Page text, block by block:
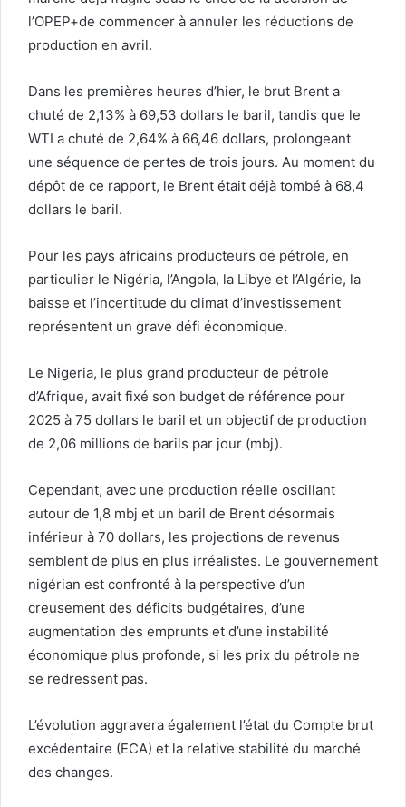
l’OPEP+de commencer à annuler les réductions de
production en avril.
Dans les premières heures d’hier, le brut Brent a
chuté de 2,13% à 69,53 dollars le baril, tandis que le
WTI a chuté de 2,64% à 66,46 dollars, prolongeant
une séquence de pertes de trois jours. Au moment du
dépôt de ce rapport, le Brent était déjà tombé à 68,4
dollars le baril.
Pour les pays africains producteurs de pétrole, en
particulier le Nigéria, l’Angola, la Libye et l’Algérie, la
baisse et l’incertitude du climat d’investissement
représentent un grave défi économique.
Le Nigeria, le plus grand producteur de pétrole
d’Afrique, avait fixé son budget de référence pour
2025 à 75 dollars le baril et un objectif de production
de 2,06 millions de barils par jour (mbj).
Cependant, avec une production réelle oscillant
autour de 1,8 mbj et un baril de Brent désormais
inférieur à 70 dollars, les projections de revenus
semblent de plus en plus irréalistes. Le gouvernement
nigérian est confronté à la perspective d’un
creusement des déficits budgétaires, d’une
augmentation des emprunts et d’une instabilité
économique plus profonde, si les prix du pétrole ne
se redressent pas.
L’évolution aggravera également l’état du Compte brut
excédentaire (ECA) et la relative stabilité du marché
des changes.